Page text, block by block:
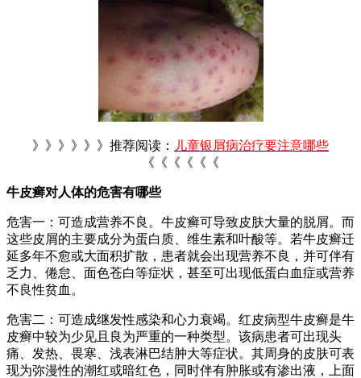
》》》》》》推荐阅读：
儿童银屑病治疗要注意哪些
《《《《《《
牛皮癣对人体的危害有哪些
危害一：可造成营养不良。牛皮癣可导致皮肤大量的脱屑。而
这些皮屑的主要成分为蛋白质、维生素和叶酸等。若牛皮癣迁
延多年不愈或大面积扩散，患者就会出现营养不良，并可伴有
乏力、倦怠、面色苍白等症状，甚至可出现低蛋白血症或营养
不良性贫血。
危害二：可造成继发性感染和心力衰竭。红皮病型牛皮癣是牛
皮癣中较为少见且良为严重的一种类型。该病患者可出现头
痛、发热、畏寒、浅表淋巴结肿大等症状。其周身的皮肤可表
现为弥漫性的潮红或暗红色，同时伴有肿胀或有渗出液，上面